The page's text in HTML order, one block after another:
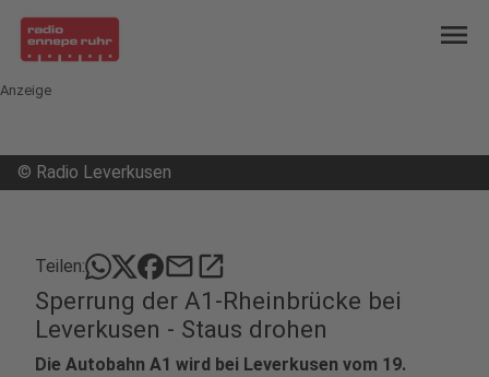
menu
Anzeige
© Radio Leverkusen
Teilen: mailopen_in_new
Sperrung der A1-Rheinbrücke bei
Leverkusen - Staus drohen
Die Autobahn A1 wird bei Leverkusen vom 19.